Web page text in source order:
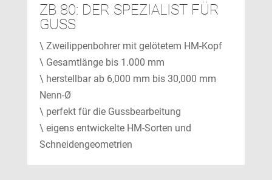
ZB 80: DER SPEZIALIST FÜR
GUSS
\ Zweilippenbohrer mit gelötetem HM-Kopf
\ Gesamtlänge bis 1.000 mm
\ herstellbar ab 6,000 mm bis 30,000 mm
Nenn-Ø
\ perfekt für die Gussbearbeitung
\ eigens entwickelte HM-Sorten und
Schneidengeometrien